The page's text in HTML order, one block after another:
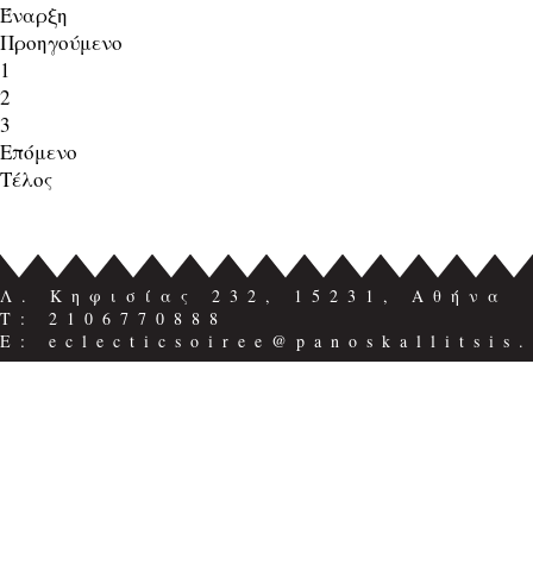
Έναρξη
Προηγούμενο
1
2
3
Επόμενο
Τέλος
Λ. Κηφισίας 232, 15231, Αθήνα
Τ: 2106770888
E: